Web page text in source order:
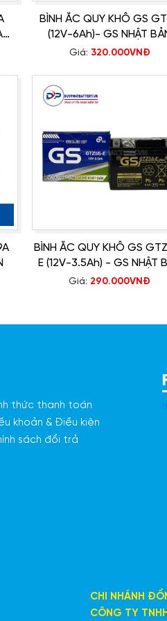
BÌNH ẮC QUY KHÔ GS
(12V-6Ah)- GS NHẬT
Giá: 320.000VNĐ
BÌNH ẮC QUY KHÔ GS
E (12V-3.5Ah) - GS NHẬT
Giá: 290.000VNĐ
thức thanh toán
khoản & Điều kiện
sách đổi trả
CHI NHÁNH
CÔNG TY